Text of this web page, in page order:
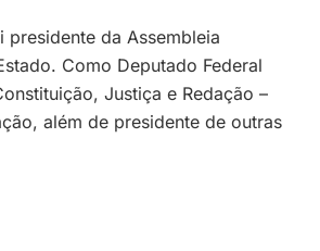
da Assembleia
Como Deputado Federal
Justiça e Redação –
além de presidente de outras